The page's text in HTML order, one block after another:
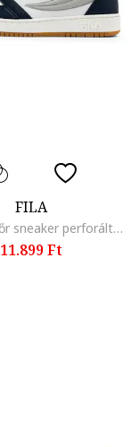
FILA
Rega műbőr sneaker perforált részletekkel, Fehér/Világosszürke/Tengerészkék
11.899 Ft